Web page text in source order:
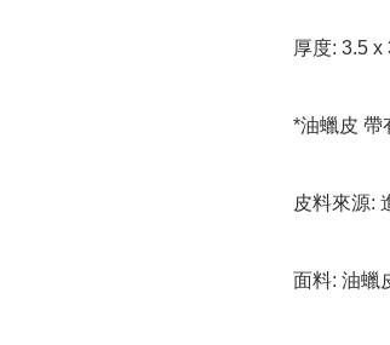
厚度: 3.5 x
*油蠟皮 帶
皮料來源:
面料: 油蠟